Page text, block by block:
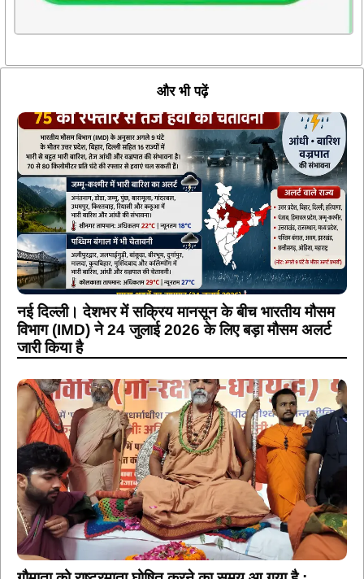
और भी पढ़ें
नई दिल्ली। देशभर में सक्रिय मानसून के बीच भारतीय मौसम
विभाग (IMD) ने 24 जुलाई 2026 के लिए बड़ा मौसम अलर्ट
जारी किया है